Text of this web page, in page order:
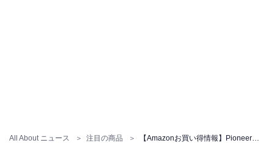
All About ニュース 注目の商品